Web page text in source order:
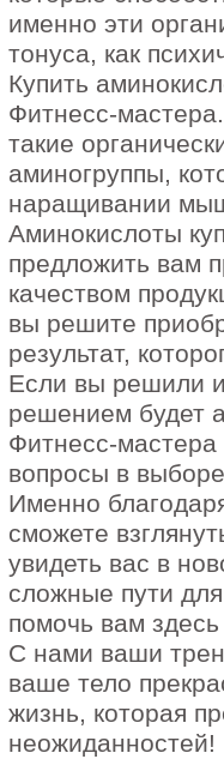
именно эти
тонуса, как
Купить
Фитнесс-
такие
аминогруппы,
наращивании
Аминокислоты
предложить вам
качеством
вы решите
результат,
Если вы решили
решением будет
Фитнесс-
вопросы в
Именно
сможете
увидеть вас в
сложные пути
помочь вам
С нами ваши
ваше тело
жизнь, которая
неожиданностей!